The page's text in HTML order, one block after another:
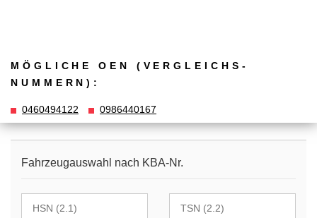
MÖGLICHE OEN (VERGLEICHS­
NUMMERN):
0460494122 0986440167
Fahrzeugauswahl nach KBA-Nr.